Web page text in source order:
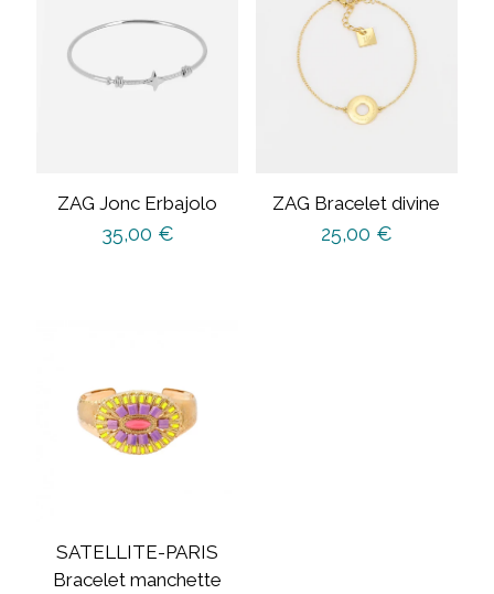
ZAG Jonc Erbajolo
35,00 €
ZAG Bracelet divine
25,00 €
SATELLITE-PARIS
Bracelet manchette